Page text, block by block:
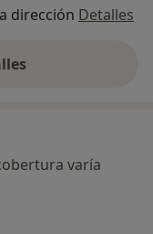
dirección Detalles
dirección
varía